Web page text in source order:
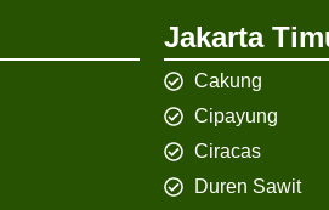
Jakarta
Cakung
Cipayung
Ciracas
Duren Sawit